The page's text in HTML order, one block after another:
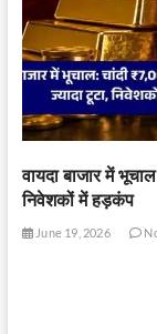
वायदा बाजार में
निवेशकों में हड़कंप
June 19, 2026